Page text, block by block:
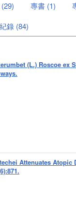
(29) 專書 (1)
錄 (84)
(L.) Roscoe
Attenuates